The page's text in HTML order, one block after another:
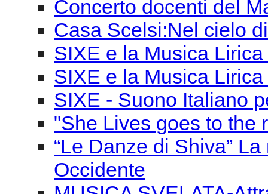
"She Lives goes to the
“Le Danze di Shiva”
Occidente
MUSICA SVELATA-
Tav.Rot.
MUSICA SVELATA-
MUSICA SVELATA-Il
FEDERCULTURE